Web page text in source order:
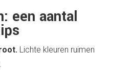
een aantal
Lichte kleuren ruimen